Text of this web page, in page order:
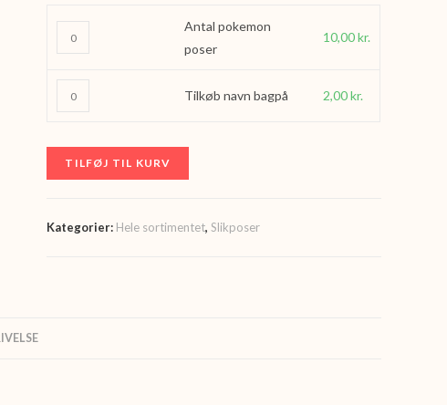
10,00 kr.
Antal
pokemon
poser
antal
Antal pokemon
poser
10,00kr.
Tilkøb
navn
antal
Tilkøb navn bagpå 2,00kr.
TILFØJ TIL KURV
Kategorier: Hele sortimentet,Slikposer